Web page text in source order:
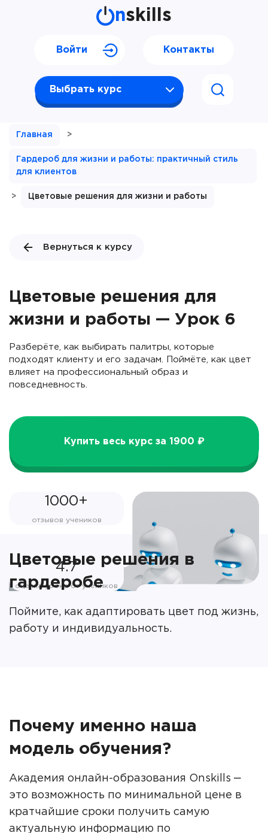
nskills
Выбрать курс
Войти Контакты
Главная >
Гардероб для жизни и работы: практичный стиль
для клиентов
> Цветовые решения для жизни и работы
Вернуться к курсу
Цветовые решения для
жизни и работы — Урок 6
Разберёте, как выбирать палитры, которые
подходят клиенту и его задачам. Поймёте, как цвет
влияет на профессиональный образ и
повседневность.
Купить весь курс за 1900 ₽
1000+
отзывов учеников
4.7
оценка урока от учеников
Цветовые решения в
гардеробе
Поймите, как адаптировать цвет под жизнь,
работу и индивидуальность.
Почему именно наша
модель обучения?
Академия онлайн-образования Onskills ‒
это возможность по минимальной цене в
кратчайшие сроки получить самую
актуальную информацию по